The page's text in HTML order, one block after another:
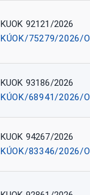
KUOK 92121/2026
KÚOK/75279/2026/
KUOK 93186/2026
KÚOK/68941/2026/
KUOK 94267/2026
KÚOK/83346/2026/